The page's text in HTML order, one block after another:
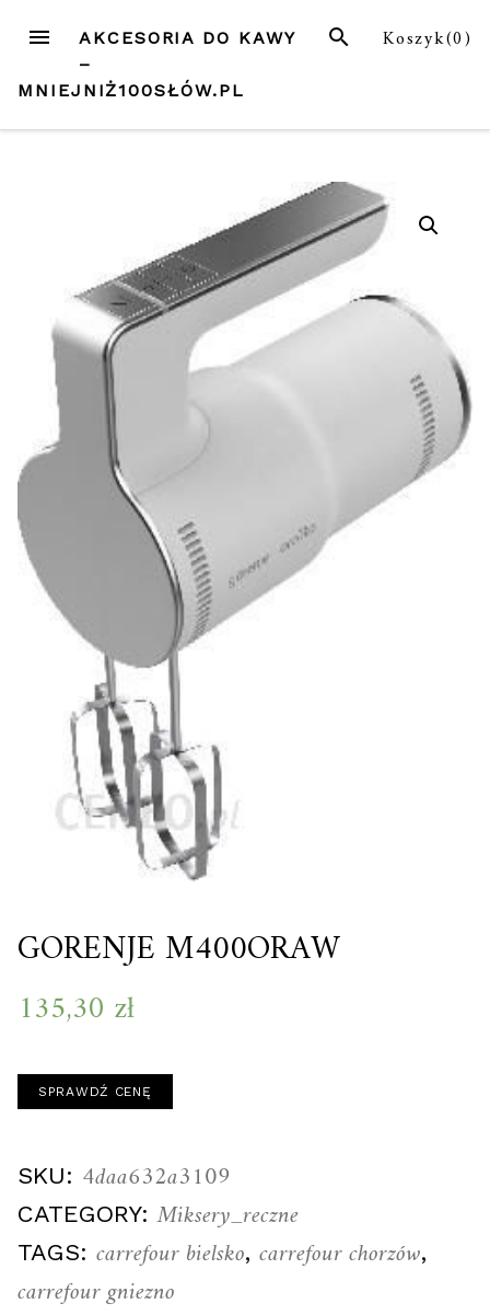
treści
MENU Koszyk(0)
SZUKAJ
AKCESORIA DO KAWY
–
MNIEJNIŻ100SŁÓW.PL
GORENJE M400ORAW
135,30 zł
SPRAWDŹ CENĘ
SKU: 4daa632a3109
CATEGORY: Miksery_reczne
TAGS: carrefour bielsko, carrefour chorzów,
carrefour gniezno